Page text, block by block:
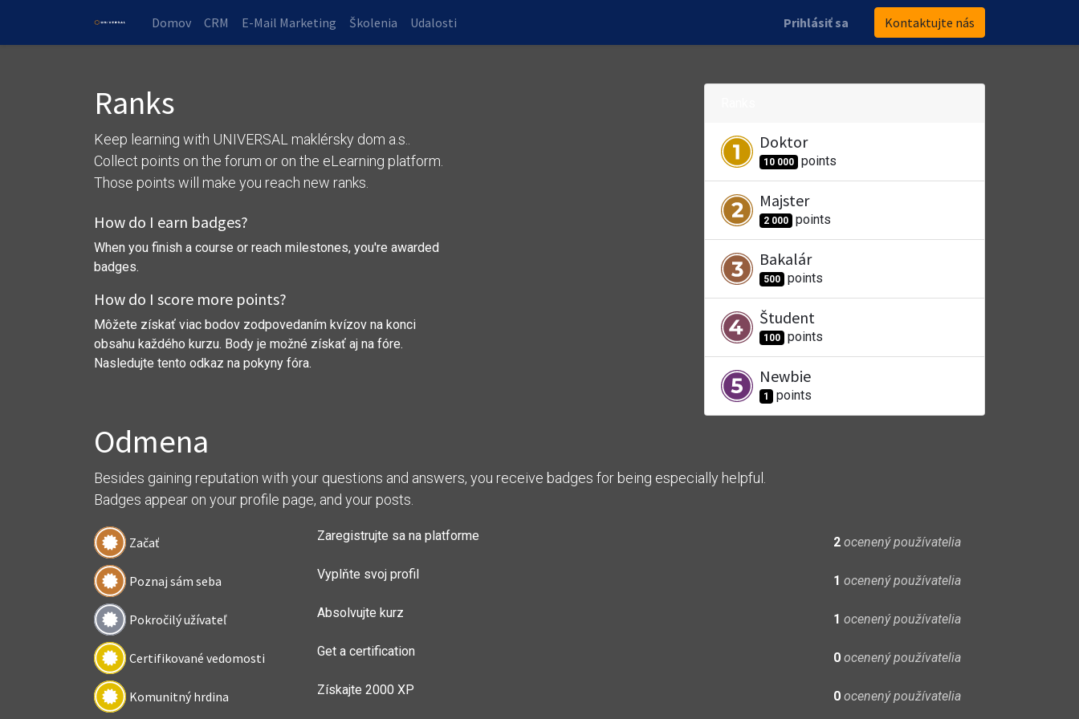
Domov CRM E-Mail Marketing Školenia Udalosti Prihlásiť sa Kontaktujte nás
Ranks
Keep learning with UNIVERSAL maklérsky dom a.s..
Collect points on the forum or on the eLearning platform.
Those points will make you reach new ranks.
How do I earn badges?
When you finish a course or reach milestones, you're awarded
badges.
How do I score more points?
Môžete získať viac bodov zodpovedaním kvízov na konci
obsahu každého kurzu. Body je možné získať aj na fóre.
Nasledujte tento odkaz na pokyny fóra.
Doktor
10 000 points
Majster
2 000 points
Bakalár
500 points
Študent
100 points
Newbie
1 points
Odmena
Besides gaining reputation with your questions and answers, you receive badges for being especially helpful.
Badges appear on your profile page, and your posts.
Začať Zaregistrujte sa na platforme 2 ocenený používatelia
Poznaj sám seba Vyplňte svoj profil 1 ocenený používatelia
Pokročilý užívateľ Absolvujte kurz 1 ocenený používatelia
Certifikované vedomosti Get a certification 0 ocenený používatelia
Komunitný hrdina Získajte 2000 XP 0 ocenený používatelia